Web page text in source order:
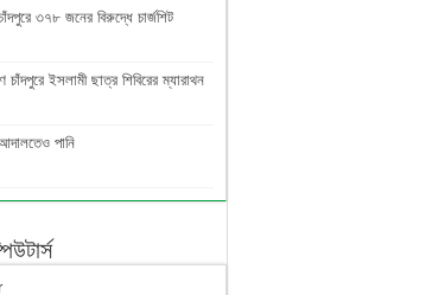
৩৭৮ জনের বিরুদ্ধে চার্জশিট
ইসলামী ছাত্র শিবিরের ম্যারাথন
পানি